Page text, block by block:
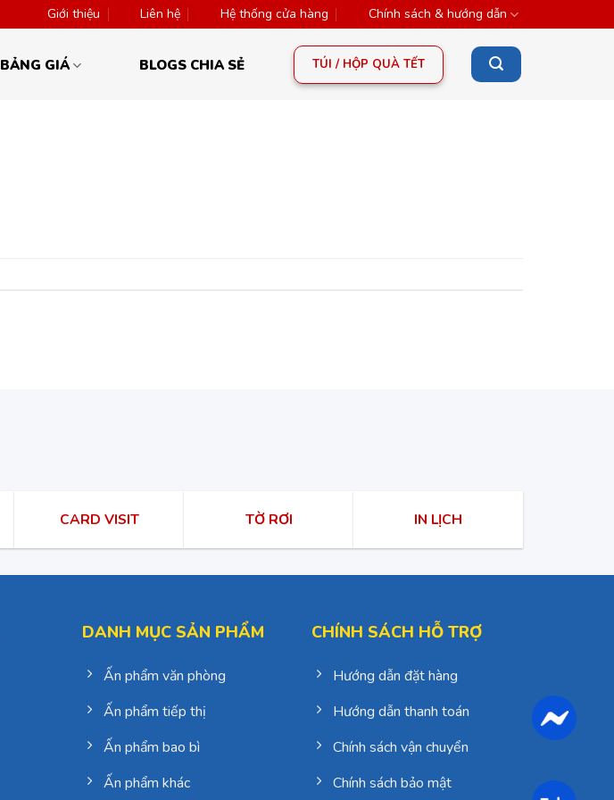
Giới thiệu Liên hệ Hệ thống cửa hàng Chính sách & hướng dẫn
BẢNG GIÁ BLOGS CHIA SẺ TÚI / HỘP QUÀ TẾT
CARD VISIT TỜ RƠI IN LỊCH
DANH MỤC SẢN PHẨM
Ấn phẩm văn phòng
Ấn phẩm tiếp thị
Ấn phẩm bao bì
Ấn phẩm khác
CHÍNH SÁCH HỖ TRỢ
Hướng dẫn đặt hàng
Hướng dẫn thanh toán
Chính sách vận chuyển
Chính sách bảo mật